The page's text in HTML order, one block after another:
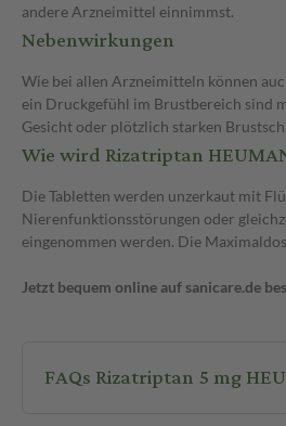
andere Arzneimittel einnimmst.
Nebenwirkungen
Wie bei allen Arzneimitteln können
ein Druckgefühl im Brustbereich sind
Gesicht oder plötzlich starken
Wie wird Rizatriptan
Die Tabletten werden unzerkaut mit
Nierenfunktionsstörungen oder
eingenommen werden. Die
Jetzt bequem online auf sanicare.de